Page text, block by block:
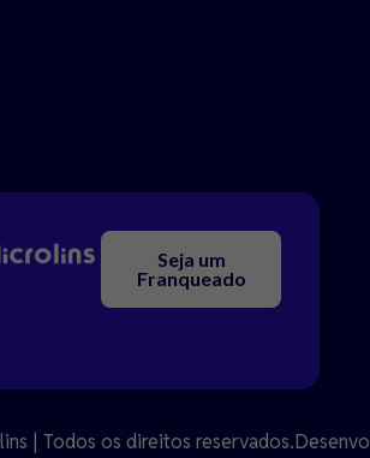
Seja um
Franqueado
| Todos os direitos reservados.